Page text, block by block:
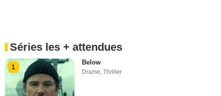
Séries les + attendues
1
Below
Drame,Thriller